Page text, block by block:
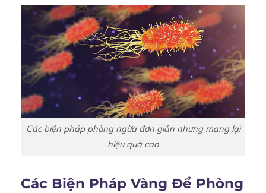
Các biện pháp phòng ngừa đơn giản nhưng mang lại
hiệu quả cao
Các Biện Pháp Vàng Để Phòng